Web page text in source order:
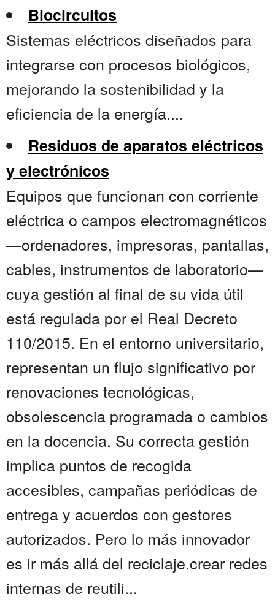
Biocircuitos
Sistemas eléctricos diseñados para
integrarse con procesos biológicos,
mejorando la sostenibilidad y la
eficiencia de la energía....
Residuos de aparatos eléctricos
y electrónicos
Equipos que funcionan con corriente
eléctrica o campos electromagnéticos
—ordenadores, impresoras, pantallas,
cables, instrumentos de laboratorio—
cuya gestión al final de su vida útil
está regulada por el Real Decreto
110/2015. En el entorno universitario,
representan un flujo significativo por
renovaciones tecnológicas,
obsolescencia programada o cambios
en la docencia. Su correcta gestión
implica puntos de recogida
accesibles, campañas periódicas de
entrega y acuerdos con gestores
autorizados. Pero lo más innovador
es ir más allá del reciclaje.crear redes
internas de reutili...